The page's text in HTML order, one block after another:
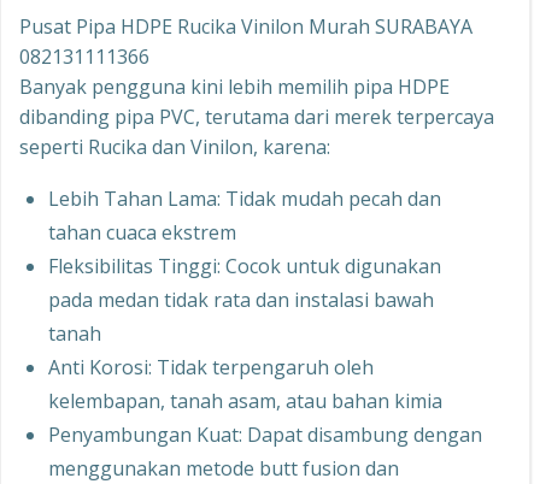
Pusat Pipa HDPE Rucika Vinilon Murah SURABAYA
082131111366
Banyak pengguna kini lebih memilih pipa HDPE
dibanding pipa PVC, terutama dari merek terpercaya
seperti Rucika dan Vinilon, karena:
Lebih Tahan Lama: Tidak mudah pecah dan
tahan cuaca ekstrem
Fleksibilitas Tinggi: Cocok untuk digunakan
pada medan tidak rata dan instalasi bawah
tanah
Anti Korosi: Tidak terpengaruh oleh
kelembapan, tanah asam, atau bahan kimia
Penyambungan Kuat: Dapat disambung dengan
menggunakan metode butt fusion dan